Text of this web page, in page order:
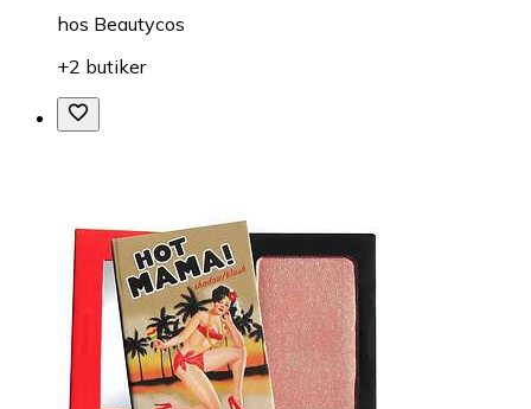
hos Beautycos
+2 butiker